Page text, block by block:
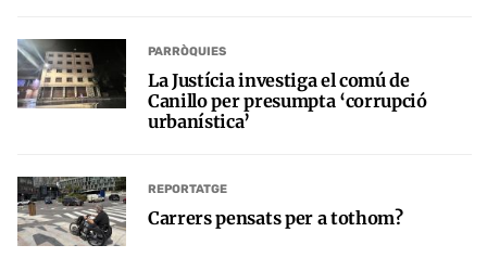
PARRÒQUIES
La Justícia investiga el comú de
Canillo per presumpta ‘corrupció
urbanística’
REPORTATGE
Carrers pensats per a tothom?